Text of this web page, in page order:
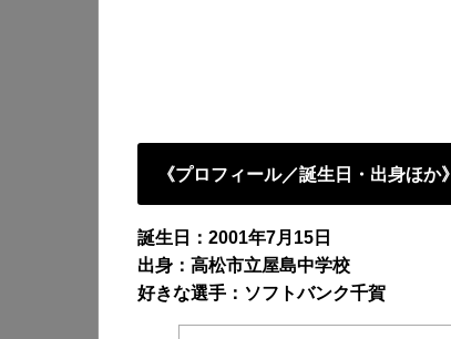
《プロフィール／誕生日・出身ほか》
誕生日：2001年7月15日
出身：高松市立屋島中学校
好きな選手：ソフトバンク千賀